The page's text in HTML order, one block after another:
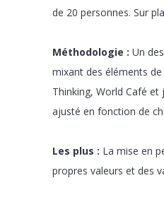
de 20 personnes. Sur
Méthodologie : Un
mixant des éléments de
Thinking, World Café et
ajusté en fonction de
Les plus : La mise en
propres valeurs et des